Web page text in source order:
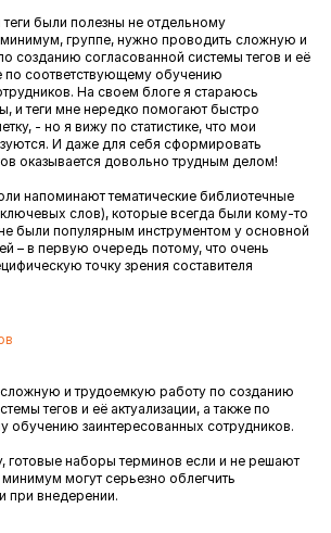
были полезны не отдельному
минимум, группе, нужно проводить сложную и
созданию согласованной системы тегов и её
по соответствующему обучению
На своем блоге я стараюсь
и теги мне нередко помогают быстро
- но я вижу по статистике, что мои
И даже для себя сформировать
оказывается довольно трудным делом!
напоминают тематические библиотечные
ключевых слов), которые всегда были кому-то
были популярным инструментом у основной
– в первую очередь потому, что очень
точку зрения составителя
и трудоемкую работу по созданию
тегов и её актуализации, а также по
обучению заинтересованных сотрудников.
готовые наборы терминов если и не решают
могут серьезно облегчить
при внедерении.